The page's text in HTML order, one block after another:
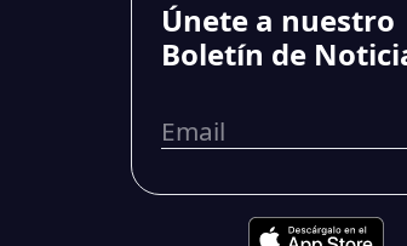
Únete a nuestro
Boletín de